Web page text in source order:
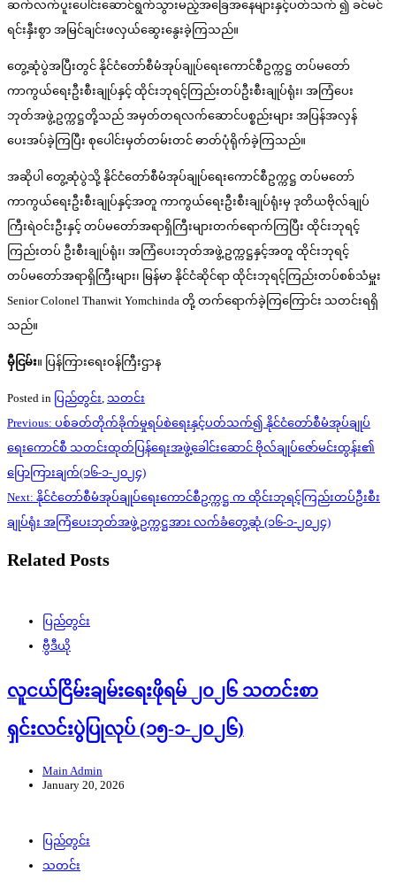
ဆက်လက်ပူးပေါင်းဆောင်ရွက်သွားမည့်အခြေအနေများနှင့်ပတ်သက် ၍ ခင်မင်
ရင်းနှီးစွာ အမြင်ချင်းဖလှယ်ဆွေးနွေးခဲ့ကြသည်။
တွေ့ဆုံပွဲအပြီးတွင် နိုင်ငံတော်စီမံအုပ်ချုပ်ရေးကောင်စီဥက္ကဋ္ဌ တပ်မတော်
ကာကွယ်ရေးဦးစီးချုပ်နှင့် ထိုင်းဘုရင့်ကြည်းတပ်ဦးစီးချုပ်ရုံး၊ အကြံပေး
ဘုတ်အဖွဲ့ဥက္ကဋ္ဌတို့သည် အမှတ်တရလက်ဆောင်ပစ္စည်းများ အပြန်အလှန်
ပေးအပ်ခဲ့ကြပြီး စုပေါင်းမှတ်တမ်းတင် ဓာတ်ပုံရိုက်ခဲ့ကြသည်။
အဆိုပါ တွေ့ဆုံပွဲသို့ နိုင်ငံတော်စီမံအုပ်ချုပ်ရေးကောင်စီဥက္ကဋ္ဌ တပ်မတော်
ကာကွယ်ရေးဦးစီးချုပ်နှင့်အတူ ကာကွယ်ရေးဦးစီးချုပ်ရုံးမှ ဒုတိယဗိုလ်ချုပ်
ကြီးရဲဝင်းဦးနှင့် တပ်မတော်အရာရှိကြီးများတက်ရောက်ကြပြီး ထိုင်းဘုရင့်
ကြည်းတပ် ဦးစီးချုပ်ရုံး၊ အကြံပေးဘုတ်အဖွဲ့ဥက္ကဋ္ဌနှင့်အတူ ထိုင်းဘုရင့်
တပ်မတော်အရာရှိကြီးများ၊ မြန်မာ နိုင်ငံဆိုင်ရာ ထိုင်းဘုရင့်ကြည်းတပ်စစ်သံမှူး
Senior Colonel Thanwit Yomchinda တို့ တက်ရောက်ခဲ့ကြကြောင်း သတင်းရရှိ
သည်။
မှီငြမ်း။ ပြန်ကြားရေးဝန်ကြီးဌာန
Posted in ပြည်တွင်း, သတင်း
Post
navigation
Previous: ပစ်ခတ်တိုက်ခိုက်မှုရပ်စဲရေးနှင့်ပတ်သက်၍ နိုင်ငံတော်စီမံအုပ်ချုပ်
ရေးကောင်စီ သတင်းထုတ်ပြန်ရေးအဖွဲ့ခေါင်းဆောင် ဗိုလ်ချုပ်ဇော်မင်းထွန်း၏
ပြောကြားချက်(၁၆-၁-၂၀၂၄)
Next: နိုင်ငံတော်စီမံအုပ်ချုပ်ရေးကောင်စီဥက္ကဋ္ဌ က ထိုင်းဘုရင့်ကြည်းတပ်ဦးစီး
ချုပ်ရုံး အကြံပေးဘုတ်အဖွဲ့ဥက္ကဋ္ဌအား လက်ခံတွေ့ဆုံ (၁၆-၁-၂၀၂၄)
Related Posts
ပြည်တွင်း
ဗွီဒီယို
လူငယ်ငြိမ်းချမ်းရေးဖိုရမ် ၂၀၂၆ သတင်းစာ
ရှင်းလင်းပွဲပြုလုပ် (၁၅-၁-၂၀၂၆)
Main Admin
January 20, 2026
ပြည်တွင်း
သတင်း